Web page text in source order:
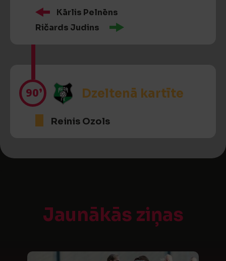
Kārlis Pelnēns
Ričards Judins
90’ Dzeltenā kartīte
Reinis Ozols
Jaunākās ziņas